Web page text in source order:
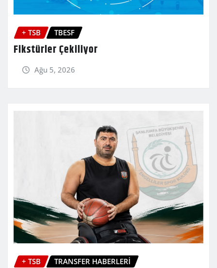
+ TSB TBESF
Fikstürler Çekiliyor
Ağu 5, 2026
+ TSB TRANSFER HABERLERİ